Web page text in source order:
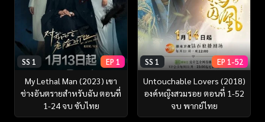
SS 1 EP 1
My Lethal Man (2023) เขา
ช่างอันตรายสำหรับฉัน ตอนที่
1-24 จบ ซับไทย
SS 1 EP 1-52
Untouchable Lovers (2018)
องค์หญิงสวมรอย ตอนที่ 1-52
จบ พากย์ไทย